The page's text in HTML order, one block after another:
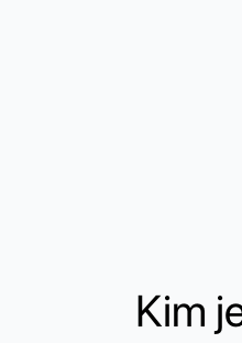
Kim